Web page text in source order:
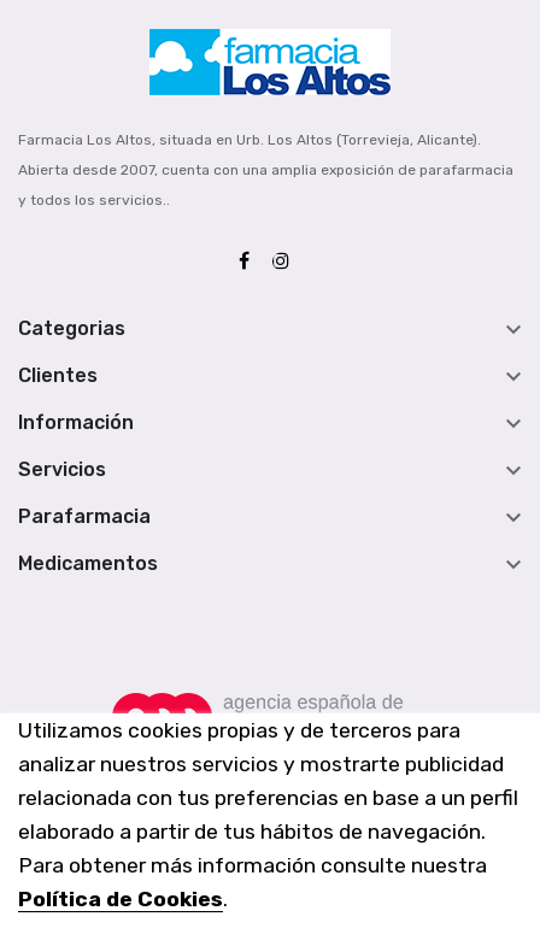
Utilizamos cookies propias y de terceros para
analizar nuestros servicios y mostrarte publicidad
relacionada con tus preferencias en base a un perfil
elaborado a partir de tus hábitos de navegación.
Para obtener más información consulte nuestra
Política de Cookies.
Farmacia Los Altos, situada en Urb. Los Altos (Torrevieja, Alicante).
Abierta desde 2007, cuenta con una amplia exposición de parafarmacia
y todos los servicios..
Categorias 
Clientes 
Información 
Servicios 
Parafarmacia 
Medicamentos 